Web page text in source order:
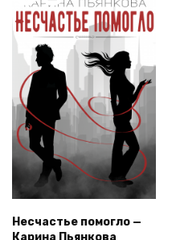
Несчастье помогло —
Карина Пьянкова